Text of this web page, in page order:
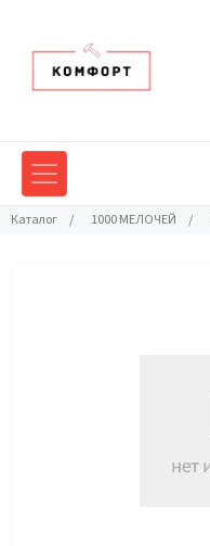
Каталог / 1000 МЕЛОЧЕЙ /